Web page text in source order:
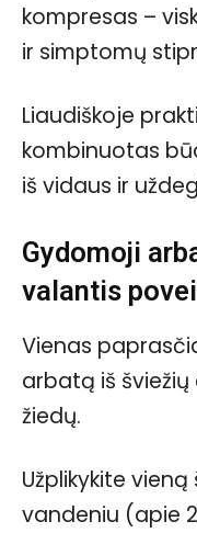
kompresas –
ir simptomų
Liaudiškoje
kombinuotas
iš vidaus ir
Gydomoji
valantis
Vienas
arbatą iš
žiedų.
Užplikykite
vandeniu (apie